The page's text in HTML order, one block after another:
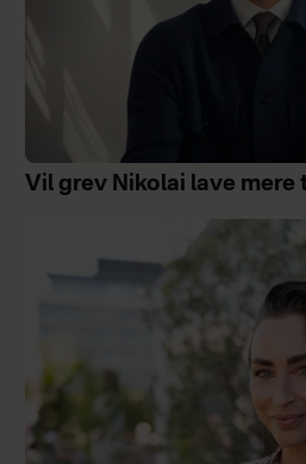
Vil grev Nikolai lave mere